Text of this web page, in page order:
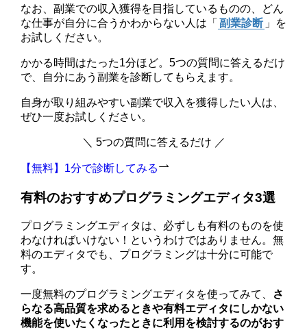
なお、副業での収入獲得を目指しているものの、どん
な仕事が自分に合うかわからない人は「 副業診断 」を
お試しください。
かかる時間はたった1分ほど。5つの質問に答えるだけ
で、自分にあう副業を診断してもらえます。
自身が取り組みやすい副業で収入を獲得したい人は、
ぜひ一度お試しください。
＼ 5つの質問に答えるだけ ／
【無料】1分で診断してみる
有料のおすすめプログラミングエディタ3選
プログラミングエディタは、必ずしも有料のものを使
わなければいけない！というわけではありません。無
料のエディタでも、プログラミングは十分に可能で
す。
一度無料のプログラミングエディタを使ってみて、 さ
らなる高品質を求めるときや有料エディタにしかない
機能を使いたくなったときに利用を検討するのがおす